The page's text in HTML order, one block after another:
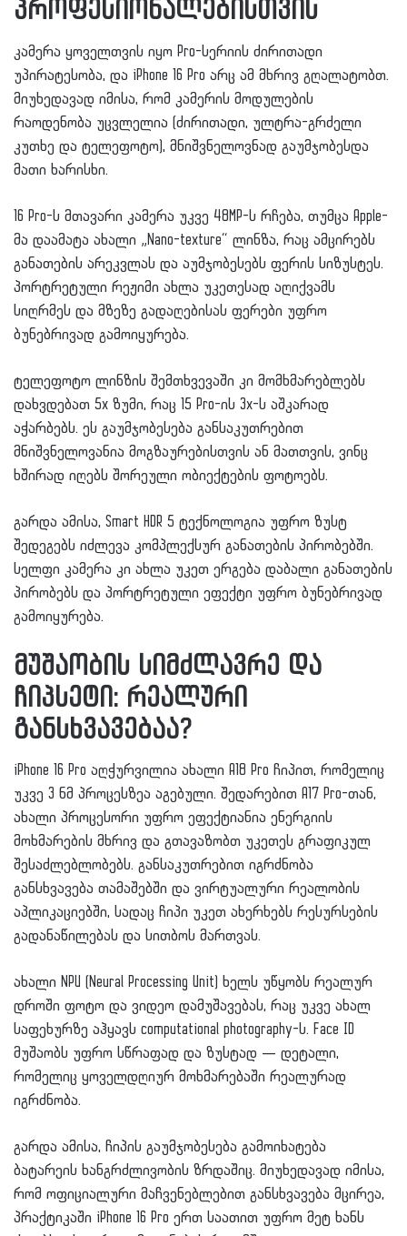
პროფესიონალებისთვის
კამერა ყოველთვის იყო Pro-სერიის ძირითადი
უპირატესობა, და iPhone 16 Pro არც ამ მხრივ გღალატობთ.
მიუხედავად იმისა, რომ კამერის მოდულების
რაოდენობა უცვლელია (ძირითადი, ულტრა-გრძელი
კუთხე და ტელეფოტო), მნიშვნელოვნად გაუმჯობესდა
მათი ხარისხი.
16 Pro-ს მთავარი კამერა უკვე 48MP-ს რჩება, თუმცა Apple-
მა დაამატა ახალი „Nano-texture“ ლინზა, რაც ამცირებს
განათების არეკვლას და აუმჯობესებს ფერის სიზუსტეს.
პორტრეტული რეჟიმი ახლა უკეთესად აღიქვამს
სიღრმეს და მზეზე გადაღებისას ფერები უფრო
ბუნებრივად გამოიყურება.
ტელეფოტო ლინზის შემთხვევაში კი მომხმარებლებს
დახვდებათ 5x ზუმი, რაც 15 Pro-ის 3x-ს აშკარად
აჭარბებს. ეს გაუმჯობესება განსაკუთრებით
მნიშვნელოვანია მოგზაურებისთვის ან მათთვის, ვინც
ხშირად იღებს შორეული ობიექტების ფოტოებს.
გარდა ამისა, Smart HDR 5 ტექნოლოგია უფრო ზუსტ
შედეგებს იძლევა კომპლექსურ განათების პირობებში.
სელფი კამერა კი ახლა უკეთ ერგება დაბალი განათების
პირობებს და პორტრეტული ეფექტი უფრო ბუნებრივად
გამოიყურება.
მუშაობის სიმძლავრე და
ჩიპსეტი: რეალური
განსხვავებაა?
iPhone 16 Pro აღჭურვილია ახალი A18 Pro ჩიპით, რომელიც
უკვე 3 ნმ პროცესზეა აგებული. შედარებით A17 Pro-თან,
ახალი პროცესორი უფრო ეფექტიანია ენერგიის
მოხმარების მხრივ და გთავაზობთ უკეთეს გრაფიკულ
შესაძლებლობებს. განსაკუთრებით იგრძნობა
განსხვავება თამაშებში და ვირტუალური რეალობის
აპლიკაციებში, სადაც ჩიპი უკეთ ახერხებს რესურსების
გადანაწილებას და სითბოს მართვას.
ახალი NPU (Neural Processing Unit) ხელს უწყობს რეალურ
დროში ფოტო და ვიდეო დამუშავებას, რაც უკვე ახალ
საფეხურზე აჰყავს computational photography-ს. Face ID
მუშაობს უფრო სწრაფად და ზუსტად — დეტალი,
რომელიც ყოველდღიურ მოხმარებაში რეალურად
იგრძნობა.
გარდა ამისა, ჩიპის გაუმჯობესება გამოიხატება
ბატარეის ხანგრძლივობის ზრდაშიც. მიუხედავად იმისა,
რომ ოფიციალური მაჩვენებლებით განსხვავება მცირეა,
პრაქტიკაში iPhone 16 Pro ერთ საათით უფრო მეტ ხანს